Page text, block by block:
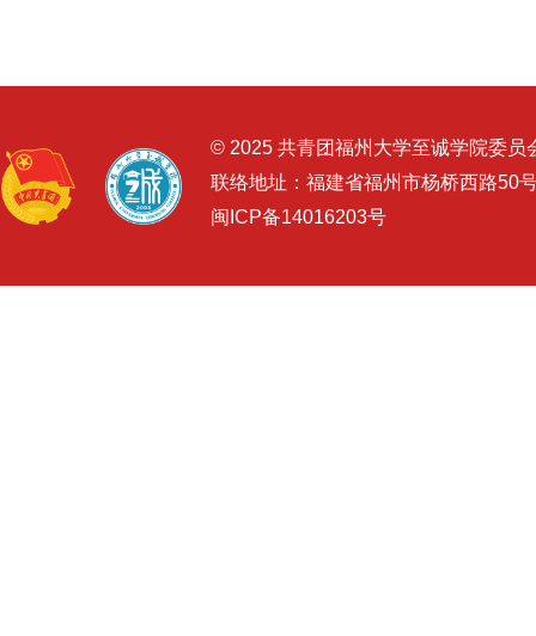
© 2025 共青团福州大学至诚学院委员
联络地址：福建省福州市杨桥西路50
闽ICP备14016203号